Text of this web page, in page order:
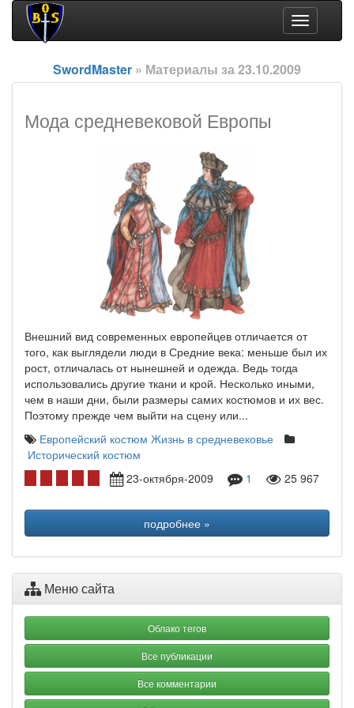
Toggle
navigation
SwordMaster » Материалы за 23.10.2009
Мода средневековой Европы
Внешний вид современных европейцев отличается от
того, как выглядели люди в Средние века: меньше был их
рост, отличалась от нынешней и одежда. Ведь тогда
использовались другие ткани и крой. Несколько иными,
чем в наши дни, были размеры самих костюмов и их вес.
Поэтому прежде чем выйти на сцену или...
Европейский костюм Жизнь в средневековье
Исторический костюм
23-октября-2009
1 25 967
подробнее »
Меню сайта
Облако тегов
Все публикации
Все комментарии